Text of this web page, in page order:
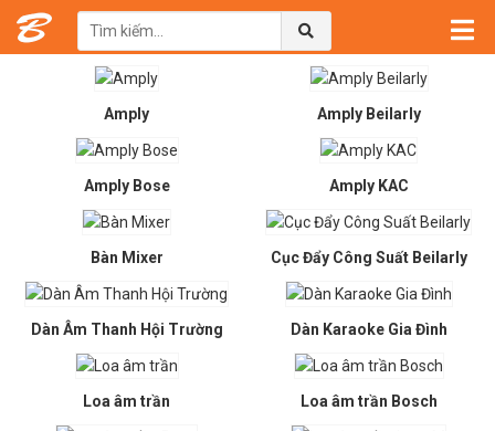
Sản phẩm
Amply Amply Beilarly
Amply Bose Amply KAC
Bàn Mixer Cục Đẩy Công Suất Beilarly
Dàn Âm Thanh Hội Trường Dàn Karaoke Gia Đình
Loa âm trần Loa âm trần Bosch